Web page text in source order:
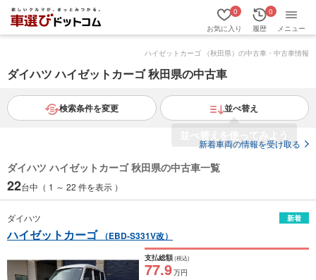
お気に入り
0
履歴
0
メニュー
ハイゼットカーゴ （秋田県）の中古車・中古車情報
ダイハツ ハイゼットカーゴ 秋田県の中古車
検索条件を変更 並べ替え
新着車両の情報を受け取る
ダイハツ ハイゼットカーゴ 秋田県の中古車一覧
22台中（ 1 ～ 22 件を表示 ）
ダイハツ 新着
ハイゼットカーゴ （EBD-S331V改）
支払総額(税込)
77.9万円